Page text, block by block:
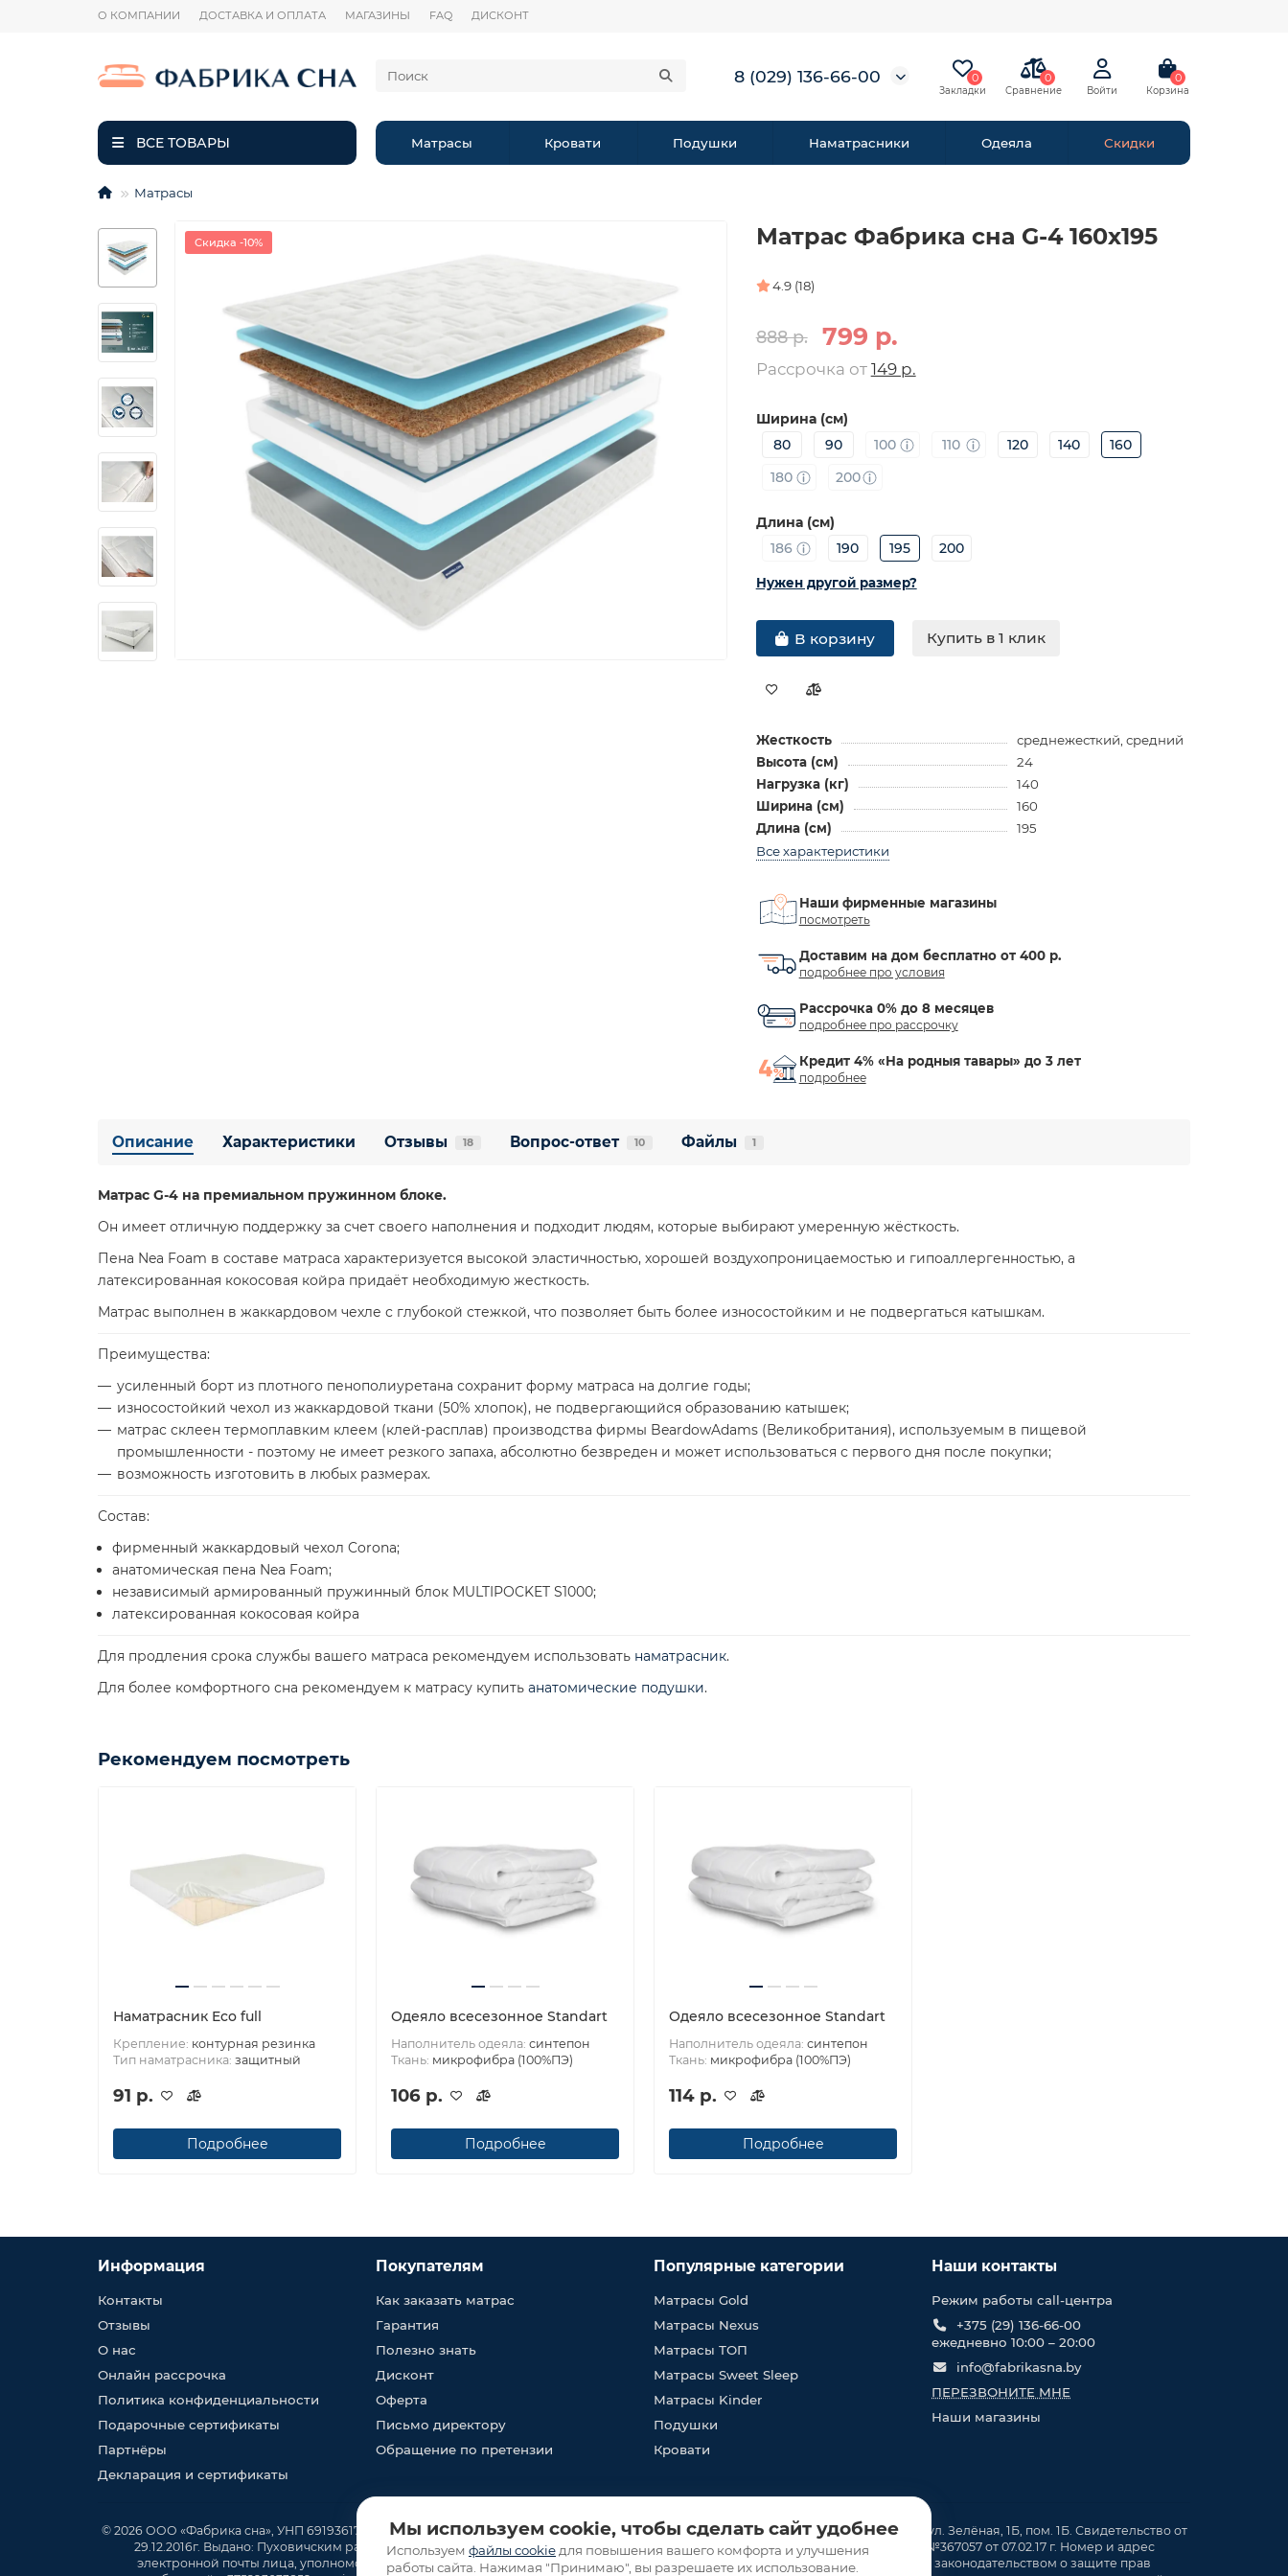
О КОМПАНИИ ДОСТАВКА И ОПЛАТА МАГАЗИНЫ FAQ ДИСКОНТ
8 (029) 136-66-00 0 0 0
ВСЕ ТОВАРЫ Матрасы Кровати Подушки Наматрасники Одеяла Скидки
Матрасы
Скидка -10% Матрас Фабрика сна G-4 160х195
4.9 (18)
888 р. 799 р.
Рассрочка от 149 р.
Ширина (см)
80
90 100 110 120 140
160
180
200
Длина (см)
186
190 195 200
Нужен другой размер?
В корзину Купить в 1 клик
Жесткость
среднежесткий, средний
Высота (см)
24
Нагрузка (кг)
140
Ширина (см)
160
Длина (см)
195
Все характеристики
Наши фирменные магазины
посмотреть
Доставим на дом бесплатно от 400 р.
подробнее про условия
Рассрочка 0% до 8 месяцев
подробнее про рассрочку
Кредит 4% «На родныя тавары» до 3 лет
подробнее
Описание Характеристики Отзывы 18 Вопрос-ответ 10 Файлы 1
Матрас G-4 на премиальном пружинном блоке.
Он имеет отличную поддержку за счет своего наполнения и подходит людям, которые выбирают умеренную жёсткость.
Пена Nea Foam в составе матраса характеризуется высокой эластичностью, хорошей воздухопроницаемостью и гипоаллергенностью, а
латексированная кокосовая койра придаёт необходимую жесткость.
Матрас выполнен в жаккардовом чехле с глубокой стежкой, что позволяет быть более износостойким и не подвергаться катышкам.
Преимущества:
усиленный борт из плотного пенополиуретана сохранит форму матраса на долгие годы;
износостойкий чехол из жаккардовой ткани (50% хлопок), не подвергающийся образованию катышек;
матрас склеен термоплавким клеем (клей-расплав) производства фирмы BeardowAdams (Великобритания), используемым в пищевой
промышленности - поэтому не имеет резкого запаха, абсолютно безвреден и может использоваться с первого дня после покупки;
возможность изготовить в любых размерах.
Состав:
фирменный жаккардовый чехол Corona;
анатомическая пена Nea Foam;
независимый армированный пружинный блок MULTIPOCKET S1000;
латексированная кокосовая койра
Для продления срока службы вашего матраса рекомендуем использовать наматрасник.
Для более комфортного сна рекомендуем к матрасу купить анатомические подушки.
Рекомендуем посмотреть
Наматрасник Eco full
Крепление: контурная резинка
Тип наматрасника: защитный
91 р.
Подробнее
Одеяло всесезонное Standart
Наполнитель одеяла: синтепон
Ткань: микрофибра (100%ПЭ)
106 р.
Подробнее
Одеяло всесезонное Standart
Наполнитель одеяла: синтепон
Ткань: микрофибра (100%ПЭ)
114 р.
Подробнее
Мы используем cookie, чтобы сделать сайт удобнее
Используем файлы cookie для повышения вашего комфорта и улучшения
работы сайта. Нажимая "Принимаю", вы разрешаете их использование.
Информация
Контакты
Отзывы
О нас
Онлайн рассрочка
Политика конфиденциальности
Подарочные сертификаты
Партнёры
Декларация и сертификаты
Покупателям
Как заказать матрас
Гарантия
Полезно знать
Дисконт
Оферта
Письмо директору
Обращение по претензии
Популярные категории
Матрасы Gold
Матрасы Nexus
Матрасы ТОП
Матрасы Sweet Sleep
Матрасы Kinder
Подушки
Кровати
Наши контакты
Режим работы call-центра
+375 (29) 136-66-00
ежедневно 10:00 – 20:00
info@fabrikasna.by
ПЕРЕЗВОНИТЕ МНЕ
Наши магазины
© 2026 ООО «Фабрика сна», УНП 691936170, юр. адрес: 223036, Беларусь, Минская обл., Минский р-н, Петришковский с/с, д. Кирши, ул. Зелёная, 1Б, пом. 1Б. Свидетельство от
29.12.2016г. Выдано: Пуховичским районным исполнительным комитетом. Интернет-магазин fabrikasna.by - Регистрация. в ТР №367057 от 07.02.17 г. Номер и адрес
электронной почты лица, уполномоченного рассматривать обращения покупателей о нарушении их прав, предусмотренных законодательством о защите прав